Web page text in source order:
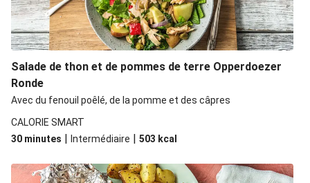
Salade de thon et de pommes de terre Opperdoezer
Ronde
Avec du fenouil poêlé, de la pomme et des câpres
CALORIE SMART
30 minutes | Intermédiaire | 503 kcal